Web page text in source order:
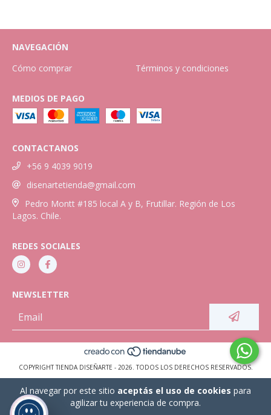
Al navegar por este sitio aceptás el uso de cookies para
agilizar tu experiencia de compra.
NAVEGACIÓN
Cómo comprar
Términos y condiciones
MEDIOS DE PAGO
CONTACTANOS
+56 9 4039 9019
disenartetienda@gmail.com
Pedro Montt #185 local A y B, Frutillar. Región de Los
Lagos. Chile.
REDES SOCIALES
NEWSLETTER
COPYRIGHT TIENDA DISEÑARTE - 2026. TODOS LOS DERECHOS RESERVADOS.